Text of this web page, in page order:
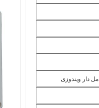
دار ویندوزی